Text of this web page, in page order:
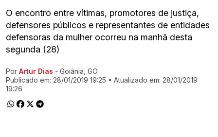
O encontro entre vítimas, promotores de justiça,
defensores públicos e representantes de entidades
defensoras da mulher ocorreu na manhã desta
segunda (28)
Ir direto pra matéria
Por Artur Dias - Goiânia, GO
Publicado em: 28/01/2019 19:25 • Atualizado em: 28/01/2019
19:26